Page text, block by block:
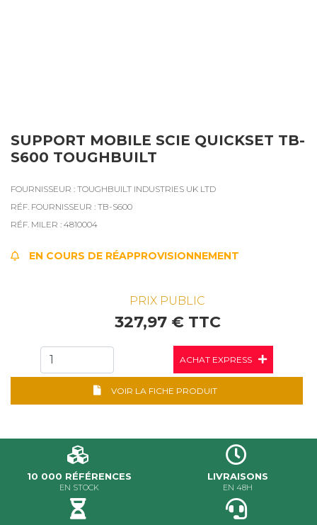
SUPPORT MOBILE SCIE QUICKSET TB-
S600 TOUGHBUILT
FOURNISSEUR : TOUGHBUILT INDUSTRIES UK LTD
RÉF. FOURNISSEUR : TB-S600
RÉF. MILER : 4810004
EN COURS DE RÉAPPROVISIONNEMENT
PRIX PUBLIC
327,97 € TTC
ACHAT EXPRESS
VOIR LA FICHE PRODUIT
10 000 RÉFÉRENCES
EN STOCK
LIVRAISONS
EN 48H